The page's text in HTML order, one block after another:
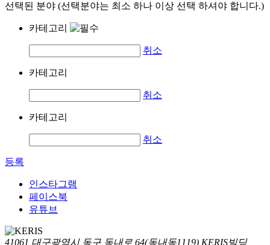
선택된 분야 (선택분야는 최소 하나 이상 선택 하셔야 합니다.)
카테고리
취소
카테고리
취소
카테고리
취소
등록
인스타그램
페이스북
유튜브
41061 대구광역시 동구 동내로 64(동내동1119) KERIS빌딩